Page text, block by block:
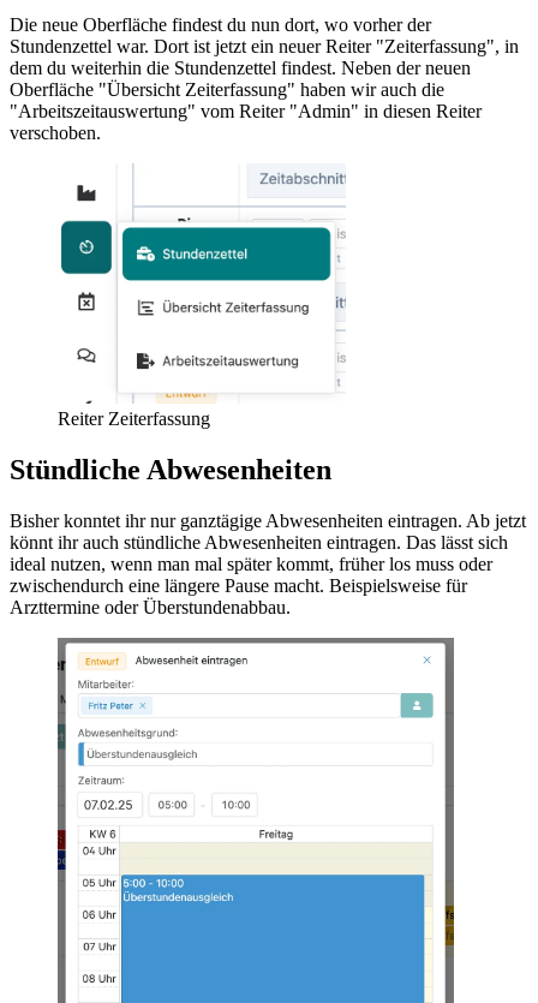
Die neue Oberfläche findest du nun dort, wo vorher der
Stundenzettel war. Dort ist jetzt ein neuer Reiter "Zeiterfassung", in
dem du weiterhin die Stundenzettel findest. Neben der neuen
Oberfläche "Übersicht Zeiterfassung" haben wir auch die
"Arbeitszeitauswertung" vom Reiter "Admin" in diesen Reiter
verschoben.
Reiter Zeiterfassung
Stündliche Abwesenheiten
Bisher konntet ihr nur ganztägige Abwesenheiten eintragen. Ab jetzt
könnt ihr auch stündliche Abwesenheiten eintragen. Das lässt sich
ideal nutzen, wenn man mal später kommt, früher los muss oder
zwischendurch eine längere Pause macht. Beispielsweise für
Arzttermine oder Überstundenabbau.